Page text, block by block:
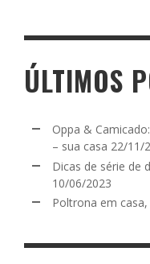
ÚLTIMOS
Oppa &
– sua casa 22/11/
Dicas de série de
10/06/2023
Poltrona em